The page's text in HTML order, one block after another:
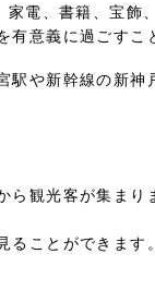
電、書籍、宝飾
意義に過ごすこ
や新幹線の新神
観光客が集まり
ことができます。